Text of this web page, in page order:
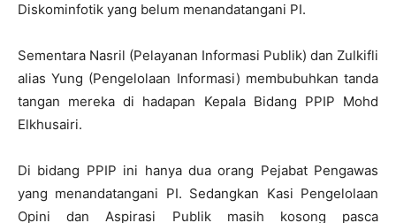
Diskominfotik yang belum menandatangani PI.
Sementara Nasril (Pelayanan Informasi Publik) dan Zulkifli
alias Yung (Pengelolaan Informasi) membubuhkan tanda
tangan mereka di hadapan Kepala Bidang PPIP Mohd
Elkhusairi.
Di bidang PPIP ini hanya dua orang Pejabat Pengawas
yang menandatangani PI. Sedangkan Kasi Pengelolaan
Opini dan Aspirasi Publik masih kosong pasca